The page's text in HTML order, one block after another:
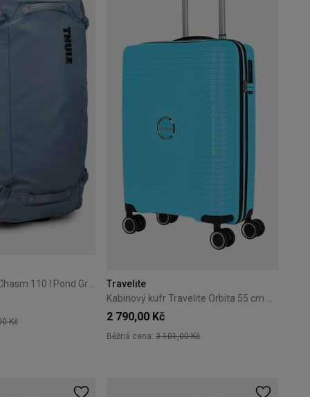
Velký kufr Thule Chasm 110 l Pond Gray
Kč
Travelite
Kabinový kufr Travelite Orbita 55 cm – modrý
2 790,00 Kč
Běžná cena:3 101,00 Kč